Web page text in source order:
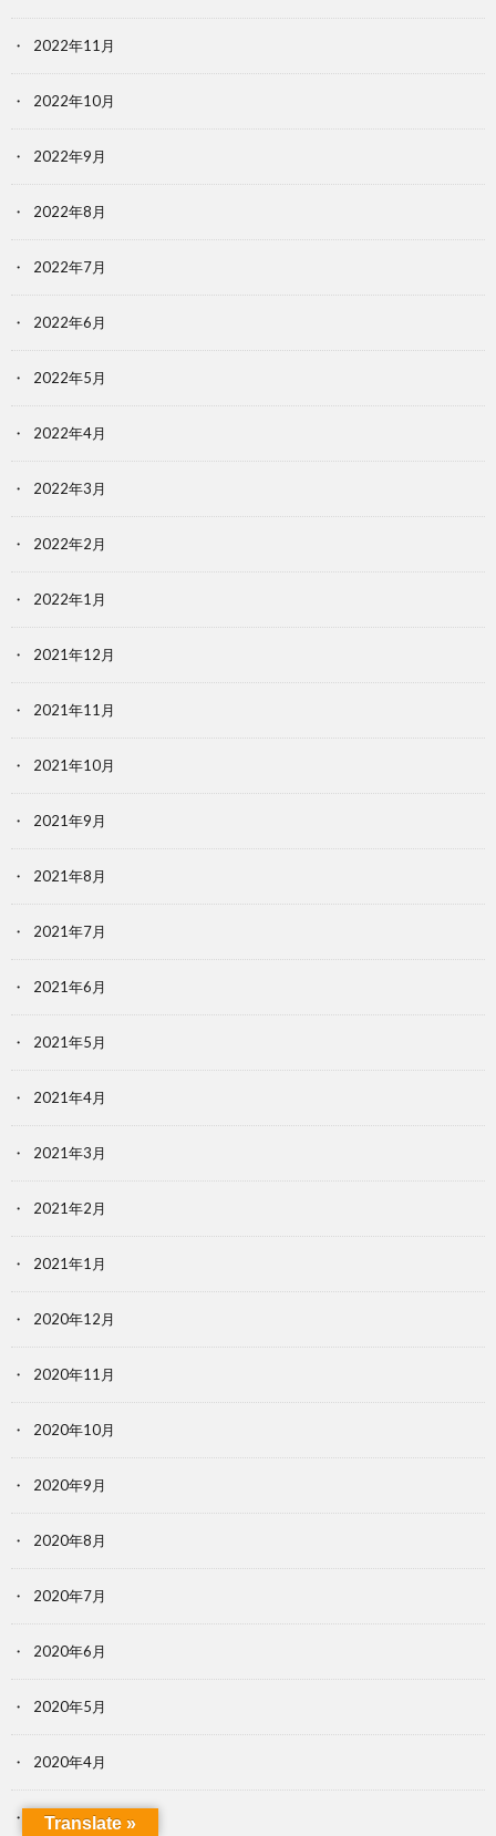
2022年11月
2022年10月
2022年9月
2022年8月
2022年7月
2022年6月
2022年5月
2022年4月
2022年3月
2022年2月
2022年1月
2021年12月
2021年11月
2021年10月
2021年9月
2021年8月
2021年7月
2021年6月
2021年5月
2021年4月
2021年3月
2021年2月
2021年1月
2020年12月
2020年11月
2020年10月
2020年9月
2020年8月
2020年7月
2020年6月
2020年5月
2020年4月
2020年3月
Translate »